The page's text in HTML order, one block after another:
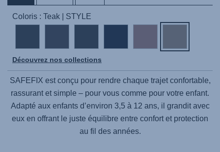
Coloris : Teak | STYLE
Découvrez nos collections
SAFEFIX est conçu pour rendre chaque trajet confortable,
rassurant et simple – pour vous comme pour votre enfant.
Adapté aux enfants d’environ 3,5 à 12 ans, il grandit avec
eux en offrant le juste équilibre entre confort et protection
au fil des années.